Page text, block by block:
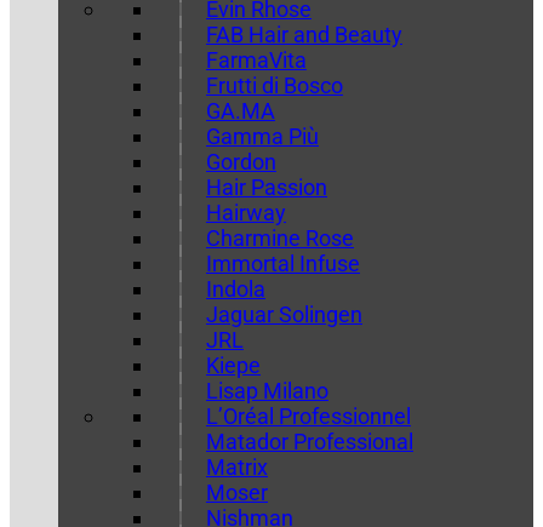
Evin Rhose
FAB Hair and Beauty
FarmaVita
Frutti di Bosco
GA.MA
Gamma Più
Gordon
Hair Passion
Hairway
Charmine Rose
Immortal Infuse
Indola
Jaguar Solingen
JRL
Kiepe
Lisap Milano
L’Oréal Professionnel
Matador Professional
Matrix
Moser
Nishman